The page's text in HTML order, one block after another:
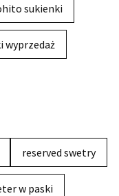
sukienki
wyprzedaż
reserved swetry
w paski